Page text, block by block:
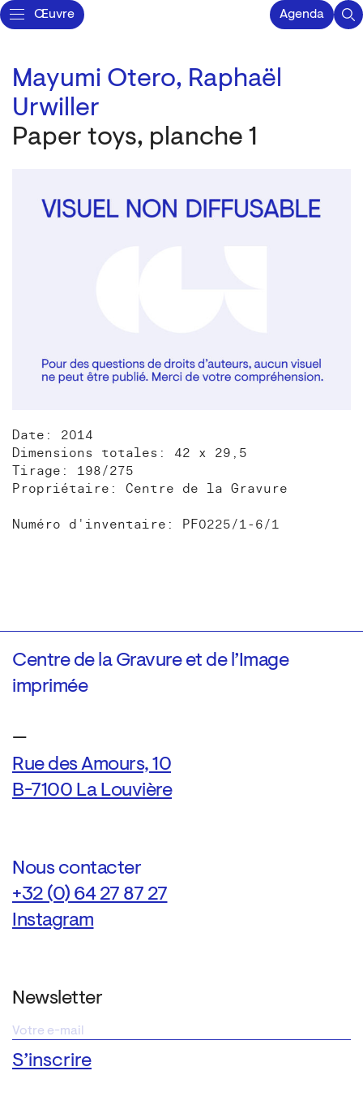
Œuvre Agenda
Mayumi Otero, Raphaël
Urwiller
Paper toys, planche 1
Date: 2014
Dimensions totales: 42 x 29,5
Tirage: 198/275
Propriétaire: Centre de la Gravure
Numéro d'inventaire: PF0225/1-6/1
Centre de la Gravure et de l’Image
imprimée
—
Rue des Amours, 10
B-7100 La Louvière
Nous contacter
+32 (0) 64 27 87 27
Instagram
Newsletter